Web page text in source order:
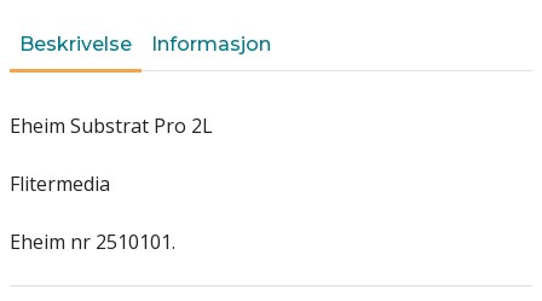
Beskrivelse Informasjon
Eheim Substrat Pro 2L
Flitermedia
Eheim nr 2510101.